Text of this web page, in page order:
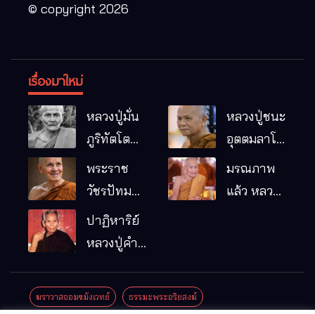
© copyright 2026
เรื่องมาใหม่
หลวงปู่มั่น
ภูริทัตโต
พระอริยเจ้า
ผู้เป็นบิดา
รมฐาน
หลวงปู่ชนะ
อุตตมลาโภ
หมากอื๋อ
พระราช
วัชรปัทม
คุณ (หลวง
ปู่บัวเกตุ
แล้ว วัดป่า
มรณภาพ
แล้ว หลวง
ปาฏิหาริย์
หลวงปู่คำ
มณี
ฆราวาสจอมขมังเวทย์ ธรรมะพระอริยสงฆ์